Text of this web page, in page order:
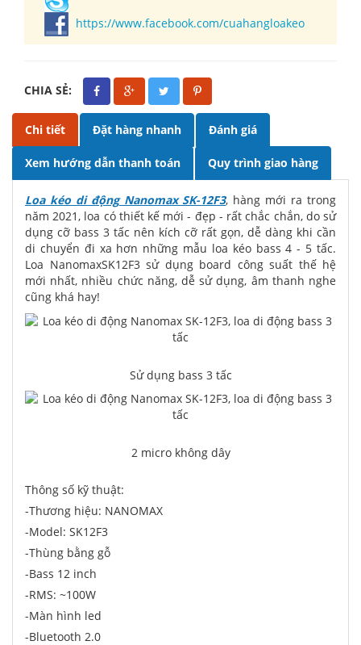
https://www.facebook.com/cuahangloakeo
CHIA SẺ:
Chi tiết Đặt hàng nhanh Đánh giá
Xem hướng dẫn thanh toán Quy trình giao hàng
Loa kéo di động Nanomax SK-12F3, hàng mới ra trong
năm 2021, loa có thiết kế mới - đẹp - rất chắc chắn, do sử
dụng cỡ bass 3 tấc nên kích cỡ rất gọn, dễ dàng khi cần
di chuyển đi xa hơn những mẫu loa kéo bass 4 - 5 tấc.
Loa NanomaxSK12F3 sử dụng board công suất thế hệ
mới nhất, nhiều chức năng, dễ sử dụng, âm thanh nghe
cũng khá hay!
Sử dụng bass 3 tấc
2 micro không dây
Thông số kỹ thuật:
-Thương hiệu: NANOMAX
-Model: SK12F3
-Thùng bằng gỗ
-Bass 12 inch
-RMS: ~100W
-Màn hình led
-Bluetooth 2.0